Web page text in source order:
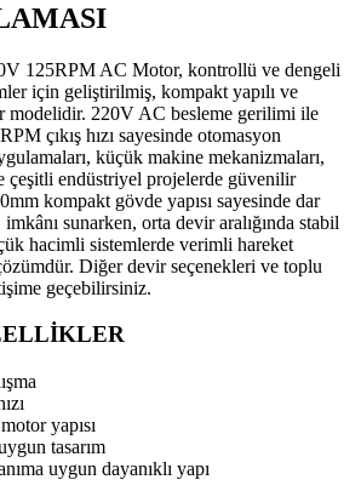
125RPM AC Motor, kontrollü ve dengeli
için geliştirilmiş, kompakt yapılı ve
modelidir. 220V AC besleme gerilimi ile
çıkış hızı sayesinde otomasyon
küçük makine mekanizmaları,
çeşitli endüstriyel projelerde güvenilir
kompakt gövde yapısı sayesinde dar
sunarken, orta devir aralığında stabil
hacimli sistemlerde verimli hareket
Diğer devir seçenekleri ve toplu
geçebilirsiniz.
yapısı
tasarım
uygun dayanıklı yapı